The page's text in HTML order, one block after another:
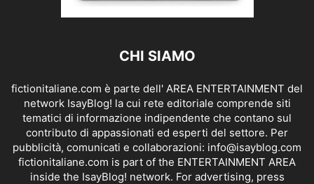
CHI SIAMO
fictionitaliane.com è parte dell' AREA ENTERTAINMENT del
network IsayBlog! la cui rete editoriale comprende siti
tematici di informazione indipendente che contano sul
contributo di appassionati ed esperti del settore. Per
pubblicità, comunicati e collaborazioni: info@isayblog.com
fictionitaliane.com is part of the ENTERTAINMENT AREA
inside the IsayBlog! network. For advertising, press